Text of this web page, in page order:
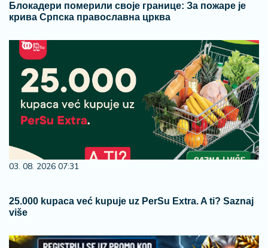
Блокадери померили своје границе: За пожаре је
крива Српска православна црква
03. 08. 2026 07:31
25.000 kupaca već kupuje uz PerSu Extra. A ti? Saznaj
više